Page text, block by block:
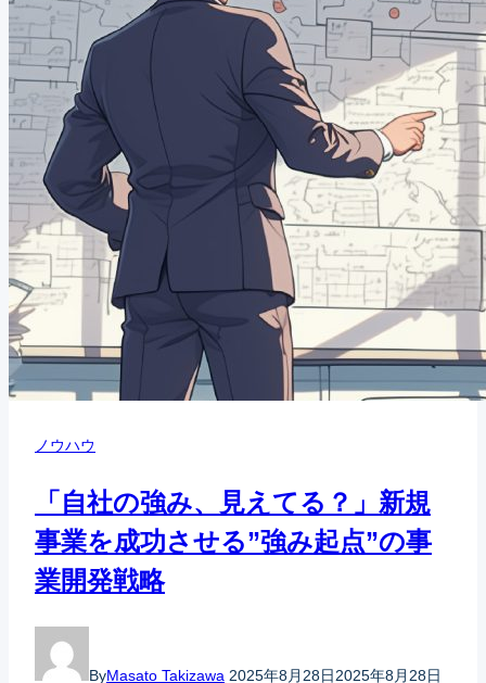
ノウハウ
「自社の強み、見えてる？」新規
事業を成功させる”強み起点”の事
業開発戦略
ByMasato Takizawa 2025年8月28日2025年8月28日